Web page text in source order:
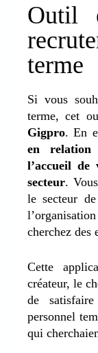
Outil
terme
Si vous
terme, cet
Gigpro. En
en relation
l’accueil de
secteur.
le secteur
cherchez des
Cette
créateur, le
de
personnel
qui